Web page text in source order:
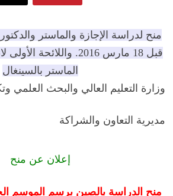
منح لدراسة الإجازة والماستر
قبل 18 مارس 2016.
الماستر بالسينغال
وزارة التعليم العالي والبحث العلمي
مديرية التعاون والشراكة
إعلان عن منح
منح الدراسة بالصين برسم الموسم الجامعي